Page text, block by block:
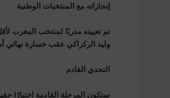
إنجازاته مع المنتخبات الوطنية
وليد الركراكي عقب خسارة نهائي
التحدي القادم